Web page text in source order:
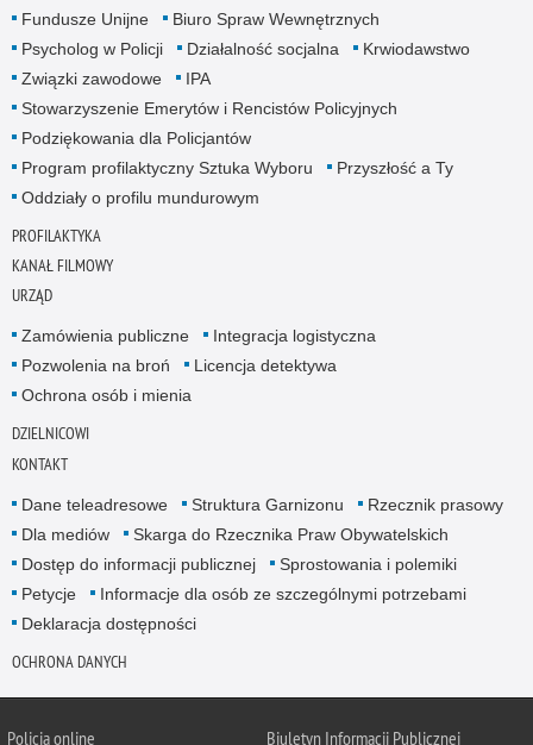
Fundusze Unijne
Biuro Spraw Wewnętrznych
Psycholog w Policji
Działalność socjalna
Krwiodawstwo
Związki zawodowe
IPA
Stowarzyszenie Emerytów i Rencistów Policyjnych
Podziękowania dla Policjantów
Program profilaktyczny Sztuka Wyboru
Przyszłość a Ty
Oddziały o profilu mundurowym
PROFILAKTYKA
KANAŁ FILMOWY
URZĄD
Zamówienia publiczne
Integracja logistyczna
Pozwolenia na broń
Licencja detektywa
Ochrona osób i mienia
DZIELNICOWI
KONTAKT
Dane teleadresowe Struktura Garnizonu
Rzecznik prasowy
Dla mediów
Skarga do Rzecznika Praw Obywatelskich
Dostęp do informacji publicznej
Sprostowania i polemiki
Petycje
Informacje dla osób ze szczególnymi potrzebami
Deklaracja dostępności
OCHRONA DANYCH
Policja online Biuletyn Informacji Publicznej